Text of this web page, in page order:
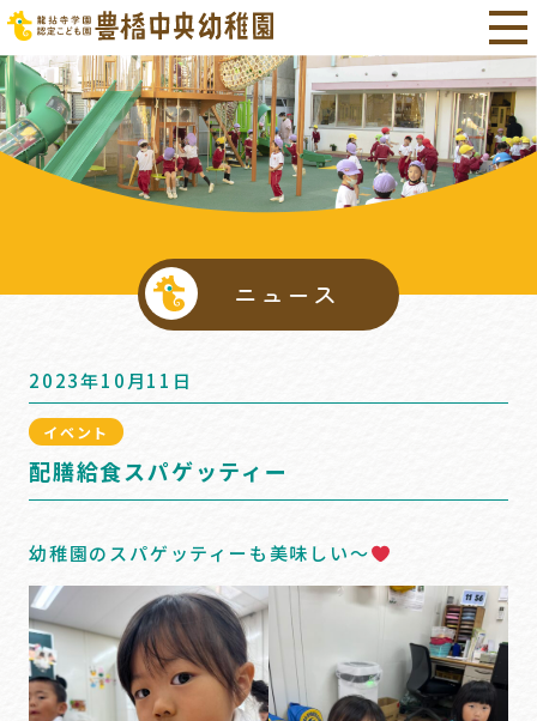
ニュース
2023年10月11日
イベント
配膳給食スパゲッティー
幼稚園のスパゲッティーも美味しい～